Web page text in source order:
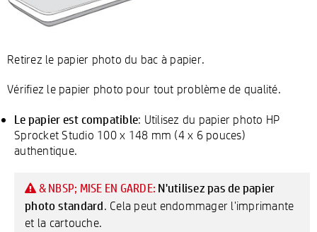
Retirez le papier photo du bac à papier.
Vérifiez le papier photo pour tout problème de qualité.
Le papier est compatible: Utilisez du papier photo HP
Sprocket Studio 100 x 148 mm (4 x 6 pouces)
authentique.
& NBSP; MISE EN GARDE: N'utilisez pas de papier
photo standard. Cela peut endommager l'imprimante
et la cartouche.